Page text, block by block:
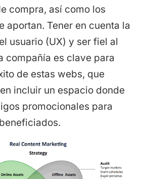
compra, así como los
aportan. Tener en cuenta la
usuario (UX) y ser fiel al
compañía es clave para
de estas webs, que
incluir un espacio donde
promocionales para